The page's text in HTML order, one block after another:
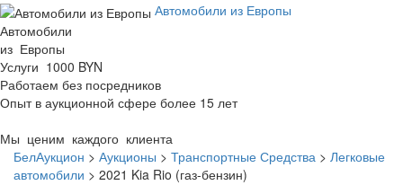
Автомобили из Европы
Автомобили
из Европы
Услуги 1000 BYN
Работаем без посредников
Опыт в аукционной сфере более 15 лет
Мы ценим каждого клиента
БелАукцион > Аукционы > Транспортные Средства > Легковые
автомобили > 2021 Kia Rio (газ-бензин)